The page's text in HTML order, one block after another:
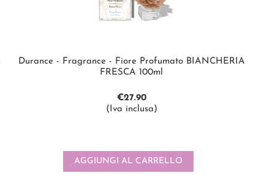
Durance - Fragrance - Fiore Profumato BIANCHERIA
FRESCA 100ml
€27.90
(Iva inclusa)
AGGIUNGI AL CARRELLO